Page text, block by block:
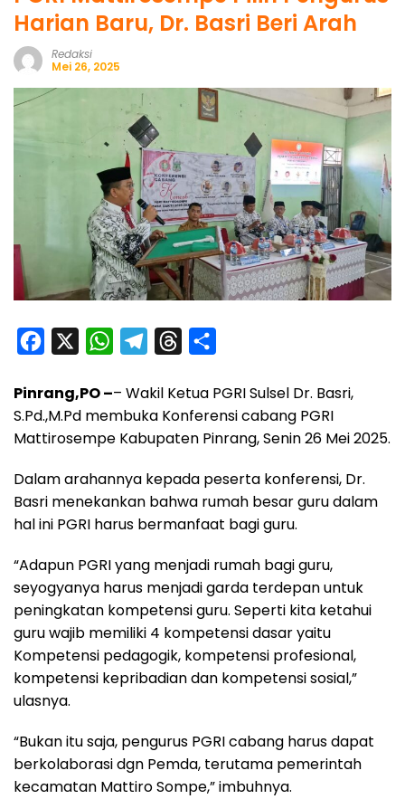
Harian Baru, Dr. Basri Beri Arah
Redaksi
Mei 26, 2025
c
e
b
o
o
k
W
a
t
s
A
p
p
l
e
g
r
a
m
r
e
a
d
s
a
r
e
Pinrang,PO –– Wakil Ketua PGRI Sulsel Dr. Basri,
S.Pd.,M.Pd membuka Konferensi cabang PGRI
Mattirosempe Kabupaten Pinrang, Senin 26 Mei 2025.
Dalam arahannya kepada peserta konferensi, Dr.
Basri menekankan bahwa rumah besar guru dalam
hal ini PGRI harus bermanfaat bagi guru.
“Adapun PGRI yang menjadi rumah bagi guru,
seyogyanya harus menjadi garda terdepan untuk
peningkatan kompetensi guru. Seperti kita ketahui
guru wajib memiliki 4 kompetensi dasar yaitu
Kompetensi pedagogik, kompetensi profesional,
kompetensi kepribadian dan kompetensi sosial,”
ulasnya.
“Bukan itu saja, pengurus PGRI cabang harus dapat
berkolaborasi dgn Pemda, terutama pemerintah
kecamatan Mattiro Sompe,” imbuhnya.